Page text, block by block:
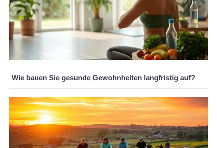
Wie bauen Sie gesunde Gewohnheiten langfristig auf?